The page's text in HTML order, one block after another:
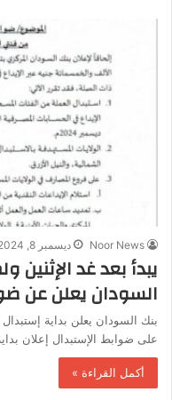
Noor News ديسمبر 8, 2024
يبدأ بعد غد
السودان يعلن عن
بنك السودان يعلن بداية
على ضوابط الإستبدال إعلان
أكمل القراءة »